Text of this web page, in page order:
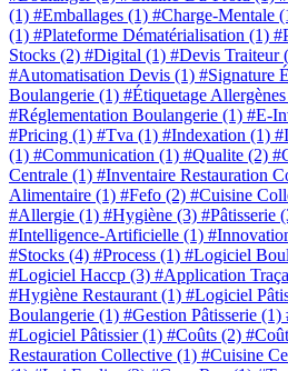
(1) #Emballages (1) #Charge-Mentale
(1) #Plateforme Dématérialisation (1)
Stocks (2) #Digital (1) #Devis Traiteur
#Automatisation Devis (1) #Signature
Boulangerie (1) #Étiquetage Allergènes
#Réglementation Boulangerie (1) #E-
#Pricing (1) #Tva (1) #Indexation (1)
(1) #Communication (1) #Qualite (2)
Centrale (1) #Inventaire Restauration
Alimentaire (1) #Fefo (2) #Cuisine
#Allergie (1) #Hygiène (3) #Pâtisserie
#Intelligence-Artificielle (1)
#Stocks (4) #Process (1) #Logiciel
#Logiciel Haccp (3) #Application
#Hygiène Restaurant (1) #Logiciel
Boulangerie (1) #Gestion Pâtisserie (1)
#Logiciel Pâtissier(1) #Coûts (2)
Restauration Collective (1) #Cuisine